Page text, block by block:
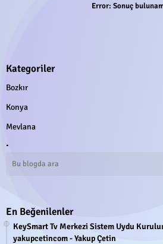
Error: Sonuç
Kategoriler
Bozkır
Konya
Mevlana
.
En Beğenilenler
KeySmart Tv Merkezi Sistem Uydu
yakupcetincom - Yakup Çetin